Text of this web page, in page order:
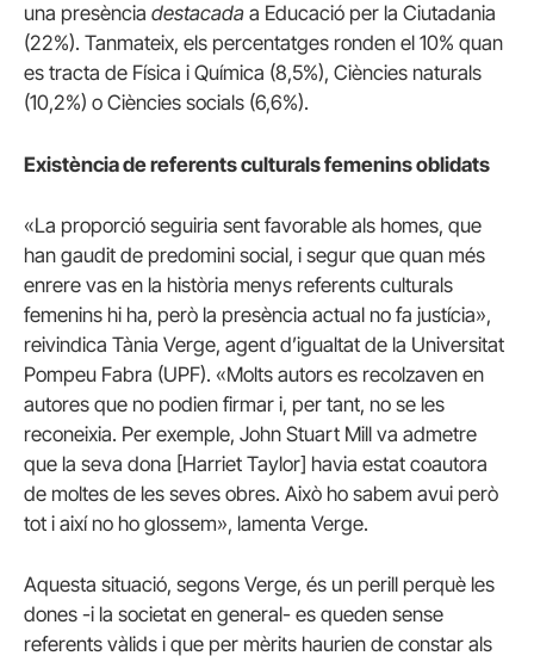
una presència destacada a Educació per la Ciutadania
(22%). Tanmateix, els percentatges ronden el 10% quan
es tracta de Física i Química (8,5%), Ciències naturals
(10,2%) o Ciències socials (6,6%).
Existència de referents culturals femenins oblidats
«La proporció seguiria sent favorable als homes, que
han gaudit de predomini social, i segur que quan més
enrere vas en la història menys referents culturals
femenins hi ha, però la presència actual no fa justícia»,
reivindica Tània Verge, agent d’igualtat de la Universitat
Pompeu Fabra (UPF). «Molts autors es recolzaven en
autores que no podien firmar i, per tant, no se les
reconeixia. Per exemple, John Stuart Mill va admetre
que la seva dona [Harriet Taylor] havia estat coautora
de moltes de les seves obres. Això ho sabem avui però
tot i així no ho glossem», lamenta Verge.
Aquesta situació, segons Verge, és un perill perquè les
dones -i la societat en general- es queden sense
referents vàlids i que per mèrits haurien de constar als